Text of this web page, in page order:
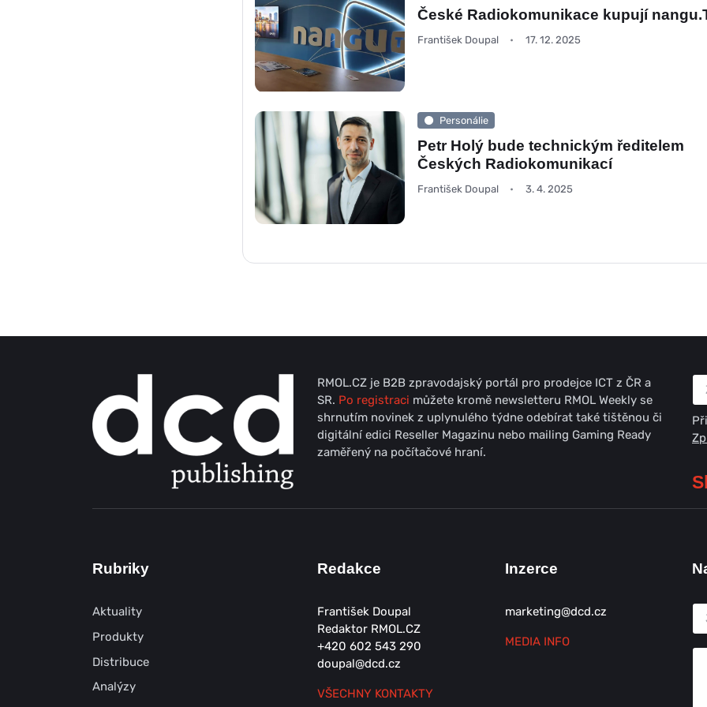
České Radiokomunikace kupují
František Doupal 17. 12. 2025
Personálie
Petr Holý bude technickým ředitelem
Českých Radiokomunikací
František Doupal 3. 4. 2025
RMOL.CZ je B2B zpravodajský portál pro prodejce ICT z ČR a
SR. Po registraci můžete kromě newsletteru RMOL Weekly se
shrnutím novinek z uplynulého týdne odebírat také tištěnou či
digitální edici Reseller Magazinu nebo mailing Gaming Ready
zaměřený na počítačové hraní.
Rubriky
Aktuality
Produkty
Distribuce
Analýzy
Redakce
František Doupal
Redaktor RMOL.CZ
+420 602 543 290
doupal@dcd.cz
VŠECHNY KONTAKTY
Inzerce
marketing@dcd.cz
MEDIA INFO